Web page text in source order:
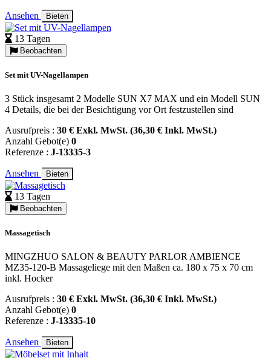
Ansehen Bieten
13 Tagen
Beobachten
Set mit UV-Nagellampen
3 Stück insgesamt 2 Modelle SUN X7 MAX und ein Modell SUN
4 Details, die bei der Besichtigung vor Ort festzustellen sind
Ausrufpreis : 30 € Exkl. MwSt. (36,30 € Inkl. MwSt.)
Anzahl Gebot(e) 0
Referenze : J-13335-3
Ansehen Bieten
13 Tagen
Beobachten
Massagetisch
MINGZHUO SALON & BEAUTY PARLOR AMBIENCE
MZ35-120-B Massageliege mit den Maßen ca. 180 x 75 x 70 cm
inkl. Hocker
Ausrufpreis : 30 € Exkl. MwSt. (36,30 € Inkl. MwSt.)
Anzahl Gebot(e) 0
Referenze : J-13335-10
Ansehen Bieten